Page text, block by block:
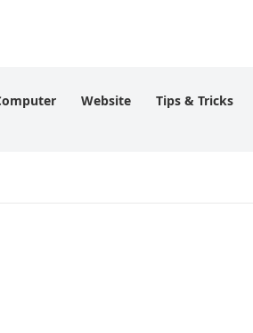
Website Tips & Tricks